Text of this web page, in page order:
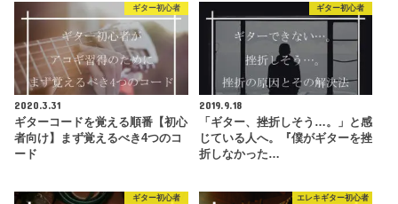
ギター初心者
2020.3.31
ギターコードを覚える順番【初心
者向け】まず覚えるべき4つのコ
ード
ギター初心者
2019.9.18
「ギター、挫折しそう…。」と感
じている人へ。『僕がギターを挫
折しなかった…
ギター初心者 エレキギター初心者